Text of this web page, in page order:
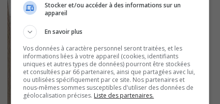
Stocker et/ou accéder à des informations sur un
appareil
En savoir plus
Vos données à caractère personnel seront traitées, et les
informations liées à votre appareil (cookies, identifiants
uniques et autres types de données) pourront être stockées
et consultées par 66 partenaires, ainsi que partagées avec lui,
ou utilisées spécifiquement par ce site. Nos partenaires et
nous-mêmes sommes susceptibles d'utiliser des données de
géolocalisation précises. Liste des partenaires.